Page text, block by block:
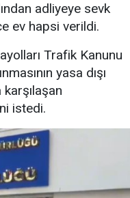
adliyeye sevk
ev hapsi verildi.
Trafik Kanunu
yasa dışı
istedi.